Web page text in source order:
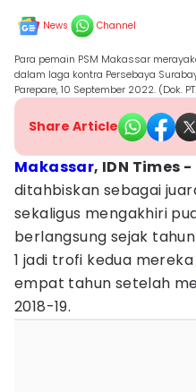
News Channel
Para pemain PSM Makassar
dalam laga kontra Persebaya
Parepare, 10 September 2022. (Dok.
Share Article
Makassar, IDN Times -
ditahbiskan sebagai
sekaligus mengakhiri
berlangsung sejak
1 jadi trofi kedua
empat tahun setelah
2018-19.